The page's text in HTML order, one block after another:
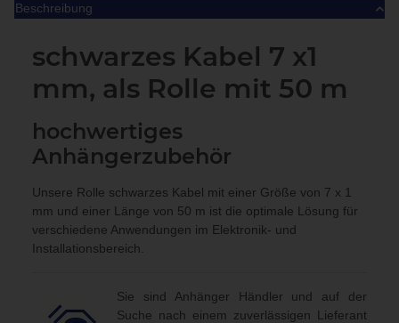
Beschreibung
schwarzes Kabel 7 x1
mm, als Rolle mit 50 m
hochwertiges
Anhängerzubehör
Unsere Rolle schwarzes Kabel mit einer Größe von 7 x 1
mm und einer Länge von 50 m ist die optimale Lösung für
verschiedene Anwendungen im Elektronik- und
Installationsbereich.
Sie sind Anhänger Händler und auf der
Suche nach einem zuverlässigen Lieferant